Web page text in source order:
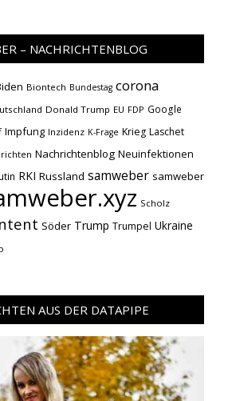
– NACHRICHTENBLOG
Biontech Bundestag corona
Donald Trump EU FDP Google
Impfung Inzidenz K-Frage Krieg Laschet
Nachrichtenblog Neuinfektionen
RKI Russland samweber samweber
Scholz
Söder Trump Trumpel Ukraine
AUS DER DATAPIPE